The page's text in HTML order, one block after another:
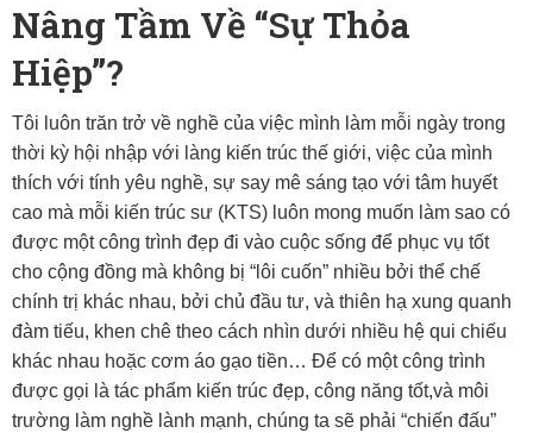
Nâng Tầm Về “sự Thỏa
Hiệp”?
Tôi luôn trăn trở về nghề của việc mình làm mỗi ngày trong
thời kỳ hội nhập với làng kiến trúc thế giới, việc của mình
thích với tính yêu nghề, sự say mê sáng tạo với tâm huyết
cao mà mỗi kiến trúc sư (KTS) luôn mong muốn làm sao có
được một công trình đẹp đi vào cuộc sống để phục vụ tốt
cho cộng đồng mà không bị “lôi cuốn” nhiều bởi thể chế
chính trị khác nhau, bởi chủ đầu tư, và thiên hạ xung quanh
đàm tiếu, khen chê theo cách nhìn dưới nhiều hệ qui chiếu
khác nhau hoặc cơm áo gạo tiền… Để có một công trình
được gọi là tác phẩm kiến trúc đẹp, công năng tốt,và môi
trường làm nghề lành mạnh, chúng ta sẽ phải “chiến đấu”